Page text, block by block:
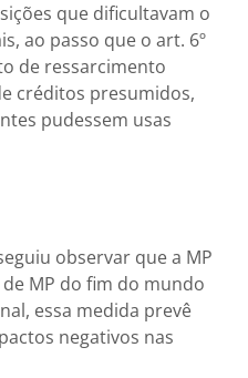
que dificultavam o
ao passo que o art. 6º
de ressarcimento
créditos presumidos,
pudessem usas
observar que a MP
MP do fim do mundo
essa medida prevê
negativos nas